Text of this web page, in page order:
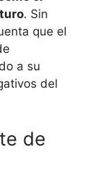
. Sin
que el
a su
del
de